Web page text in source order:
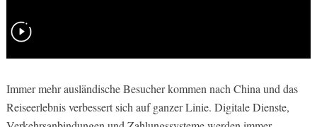
Immer mehr ausländische Besucher kommen nach China und das
Reiseerlebnis verbessert sich auf ganzer Linie. Digitale Dienste,